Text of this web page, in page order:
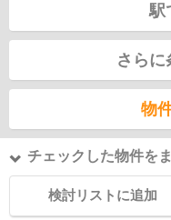
駅
さらに
物
チェックした物件を
検討リストに追加